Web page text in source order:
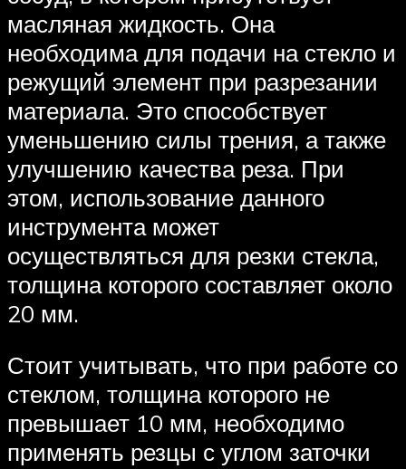
масляная жидкость. Она
необходима для подачи на стекло и
режущий элемент при разрезании
материала. Это способствует
уменьшению силы трения, а также
улучшению качества реза. При
этом, использование данного
инструмента может
осуществляться для резки стекла,
толщина которого составляет около
20 мм.
Стоит учитывать, что при работе со
стеклом, толщина которого не
превышает 10 мм, необходимо
применять резцы с углом заточки